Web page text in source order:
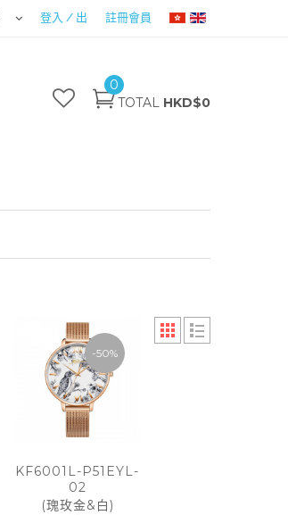
登入 / 出 註冊會員
0
TOTAL HKD$0
-50%
KF6001L-P51EYL-
02
(瑰玫金&白)